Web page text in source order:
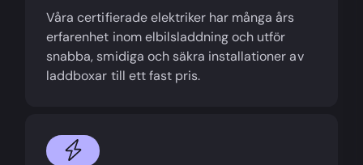
Våra certifierade elektriker har många års
erfarenhet inom elbilsladdning och utför
snabba, smidiga och säkra installationer av
laddboxar till ett fast pris.